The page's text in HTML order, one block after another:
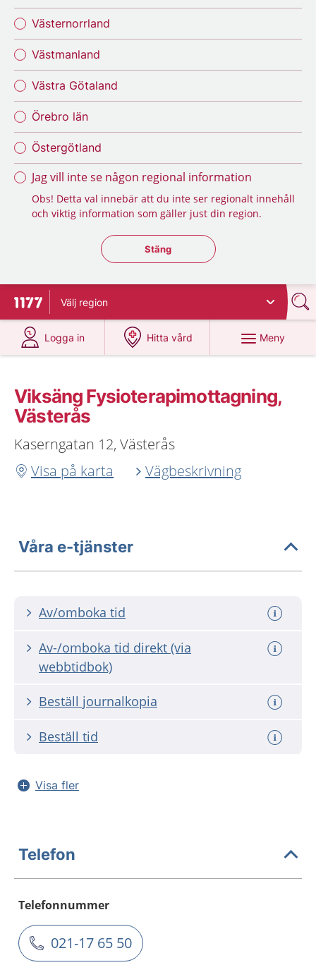
Västernorrland
Västmanland
Västra Götaland
Örebro län
Östergötland
Jag vill inte se någon regional information
Obs! Detta val innebär att du inte ser regionalt innehåll
och viktig information som gäller just din region.
Stäng regionsväljaren
Stäng
Till startsidan för 1177
Välj region
Logga in
på 1177.se
Hitta vård
på 1177.se
Meny
Viksäng Fysioterapimottagning,
Västerås
Kaserngatan 12, Västerås
Visa på karta
Vägbeskrivning
Våra e-tjänster
Av/omboka tid
Av-/omboka tid direkt (via
webbtidbok)
Beställ journalkopia
Beställ tid
Visa fler
Telefon
Telefonnummer
021-17 65 50